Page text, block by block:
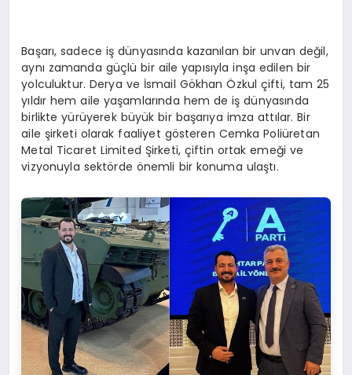
Başarı, sadece iş dünyasında kazanılan bir unvan değil,
aynı zamanda güçlü bir aile yapısıyla inşa edilen bir
yolculuktur. Derya ve İsmail Gökhan Özkul çifti, tam 25
yıldır hem aile yaşamlarında hem de iş dünyasında
birlikte yürüyerek büyük bir başarıya imza attılar. Bir
aile şirketi olarak faaliyet gösteren Cemka Poliüretan
Metal Ticaret Limited Şirketi, çiftin ortak emeği ve
vizyonuyla sektörde önemli bir konuma ulaştı.